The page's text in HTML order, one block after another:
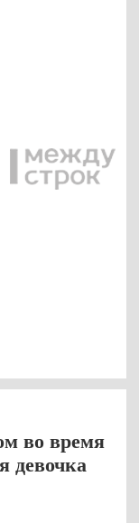
во время
девочка